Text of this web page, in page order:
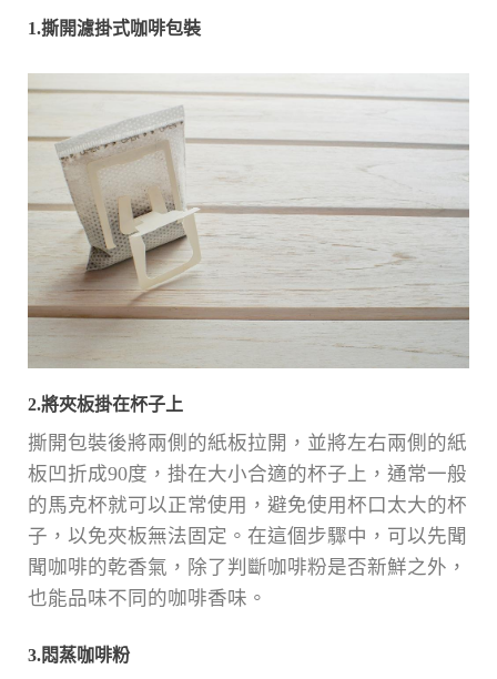
1.撕開濾掛式咖啡包裝
2.將夾板掛在杯子上
撕開包裝後將兩側的紙板拉開，並將左右兩側的紙
板凹折成90度，掛在大小合適的杯子上，通常一般
的馬克杯就可以正常使用，避免使用杯口太大的杯
子，以免夾板無法固定。在這個步驟中，可以先聞
聞咖啡的乾香氣，除了判斷咖啡粉是否新鮮之外，
也能品味不同的咖啡香味。
3.悶蒸咖啡粉